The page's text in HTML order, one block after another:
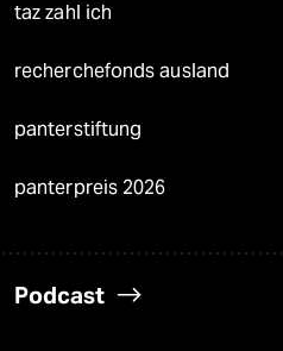
taz zahl ich
recherchefonds ausland
panterstiftung
panterpreis 2026
Podcast